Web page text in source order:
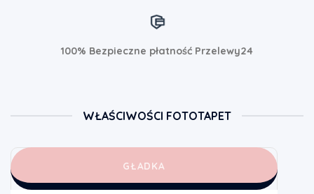
100% Bezpieczne płatność Przelewy24
WŁAŚCIWOŚCI FOTOTAPET
GŁADKA